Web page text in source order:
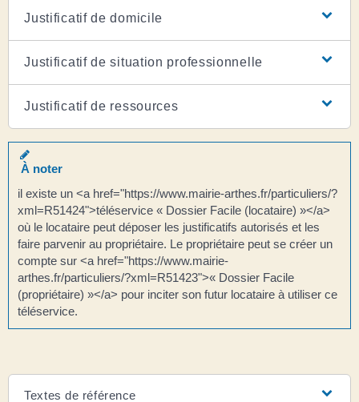
Justificatif de domicile
Justificatif de situation professionnelle
Justificatif de ressources
À noter
il existe un <a href="https://www.mairie-arthes.fr/particuliers/?
xml=R51424">téléservice « Dossier Facile (locataire) »</a>
où le locataire peut déposer les justificatifs autorisés et les
faire parvenir au propriétaire. Le propriétaire peut se créer un
compte sur <a href="https://www.mairie-
arthes.fr/particuliers/?xml=R51423">« Dossier Facile
(propriétaire) »</a> pour inciter son futur locataire à utiliser ce
téléservice.
Textes de référence